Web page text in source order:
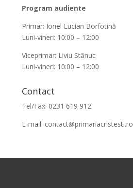
Program audiente
Primar: Ionel Lucian Borfotină
Luni-vineri: 10:00 – 12:00
Viceprimar: Liviu Stănuc
Luni-vineri: 10:00 – 12:00
Contact
Tel/Fax: 0231 619 912
E-mail: contact@primariacristesti.ro